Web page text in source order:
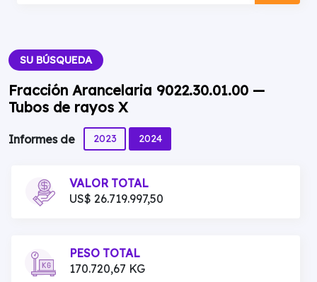
SU BÚSQUEDA
Fracción Arancelaria 9022.30.01.00 —
Tubos de rayos X
Informes de 2023 2024
VALOR TOTAL
US$ 26.719.997,50
PESO TOTAL
170.720,67 KG